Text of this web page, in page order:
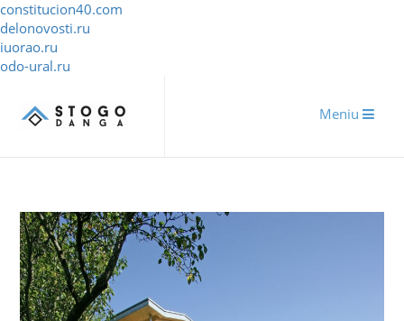
constitucion40.com
delonovosti.ru
iuorao.ru
odo-ural.ru
Meniu